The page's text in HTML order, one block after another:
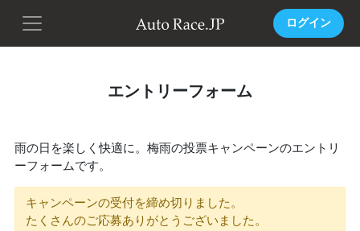
ログイン
エントリーフォーム
雨の日を楽しく快適に。梅雨の投票キャンペーンのエントリ
ーフォームです。
キャンペーンの受付を締め切りました。
たくさんのご応募ありがとうございました。